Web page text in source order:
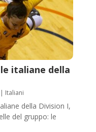
italiane della
| Italiani
della Division I,
del gruppo: le